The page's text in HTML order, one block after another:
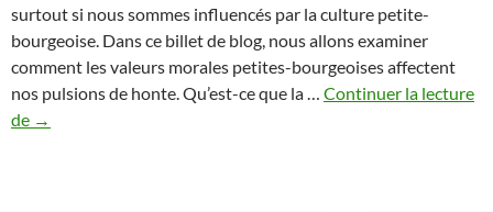
surtout si nous sommes influencés par la culture petite-
bourgeoise. Dans ce billet de blog, nous allons examiner
comment les valeurs morales petites-bourgeoises affectent
nos pulsions de honte. Qu’est-ce que la … Continuer la lecture
de Le
→